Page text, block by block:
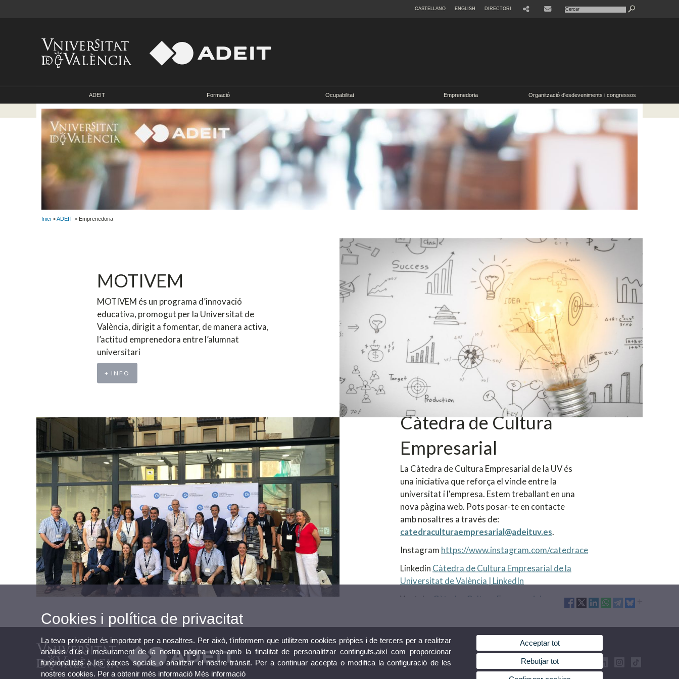
CASTELLANO ENGLISH DIRECTORI
ADEIT Formació Ocupabilitat Emprenedoria Organització d'esdeveniments i congressos
Inici >ADEIT > Emprenedoria
MOTIVEM
MOTIVEM és un programa d’innovació
educativa, promogut per la Universitat de
València, dirigit a fomentar, de manera activa,
l’actitud emprenedora entre l’alumnat
universitari
+ INFO
Càtedra de Cultura
Empresarial
La Càtedra de Cultura Empresarial de la UV és
una iniciativa que reforça el vincle entre la
universitat i l'empresa. Estem treballant en una
nova pàgina web. Pots posar-te en contacte
amb nosaltres a través de:
catedraculturaempresarial@adeituv.es
Instagram https://www.instagram.com/catedrace
Linkedin Càtedra de Cultura Empresarial de la
Universitat de València | LinkedIn
Youtube
Càtedra Cultura Empresarial
Cookies i política de privacitat
La teva privacitat és important per a nosaltres. Per això, t'informem que utilitzem cookies pròpies i de tercers per a realitzar
anàlisis d'ús i mesurament de la nostra pàgina web amb la finalitat de personalitzar continguts,així com proporcionar
funcionalitats a les xarxes socials o analitzar el nostre trànsit. Per a continuar accepta o modifica la configuració de les
nostres cookies. Per a obtenir més informació Més informació
Acceptar tot
Rebutjar tot